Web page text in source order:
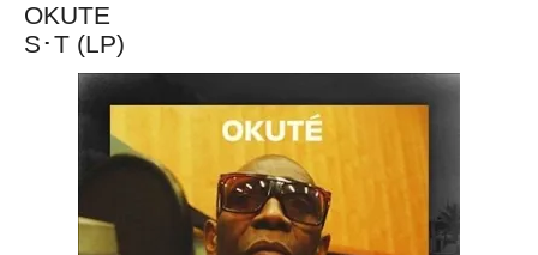
OKUTE
S･T (LP)